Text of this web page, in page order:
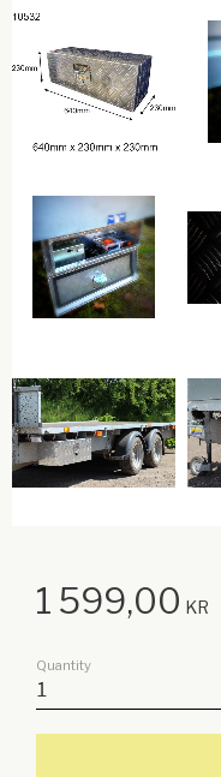
1 599,00 KR
Quantity